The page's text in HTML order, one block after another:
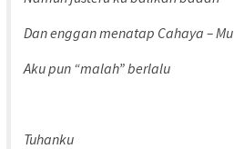
Dan enggan menatap Cahaya – Mu
Aku pun “malah” berlalu
Tuhanku